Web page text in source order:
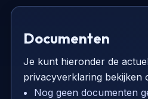
Documenten
Je kunt hieronder de
privacyverklaring bekijken
Nog geen documenten